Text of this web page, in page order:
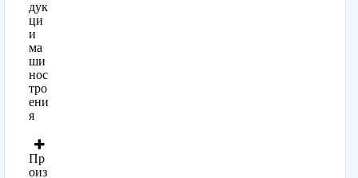
дук
ци
и
ма
ши
нос
тро
ени
я
Пр
оиз